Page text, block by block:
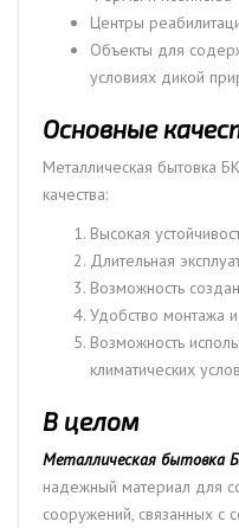
Центры
Объекты для
условиях дикой
Основные
Металлическая бытовка
качества:
Высокая
Длительная
Возможность
Удобство монтажа
Возможность
климатических
В целом
Металлическая бытовка
надежный материал для
сооружений, связанных